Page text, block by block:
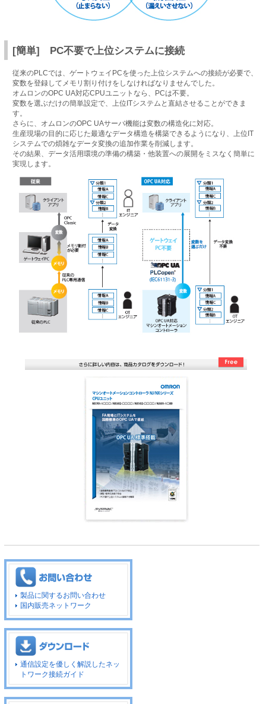
[簡単] PC不要で上位システムに接続
従来のPLCでは、ゲートウェイPCを使った上位システムへの接続が必要で、
変数を登録してメモリ割り付けをしなければなりませんでした。
オムロンのOPC UA対応CPUユニットなら、PCは不要。
変数を選ぶだけの簡単設定で、上位ITシステムと直結させることができま
す。
さらに、オムロンのOPC UAサーバ機能は変数の構造化に対応。
生産現場の目的に応じた最適なデータ構造を構築できるようになり、上位IT
システムでの煩雑なデータ変換の追加作業を削減します。
その結果、データ活用環境の準備の構築・他装置への展開をミスなく簡単に
実現します。
製品に関するお問い合わせ
国内販売ネットワーク
通信設定を優しく解説したネッ
トワーク接続ガイド